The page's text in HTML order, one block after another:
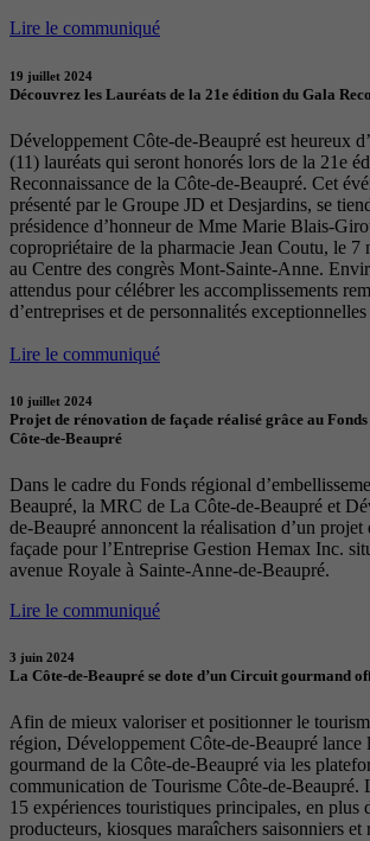
Lire le communiqué
19 juillet 2024
Découvrez les Lauréats de la 21e édition du Gala
Développement Côte-de-Beaupré est heureux
(11) lauréats qui seront honorés lors de la 21e
Reconnaissance de la Côte-de-Beaupré. Cet
présenté par le Groupe JD et Desjardins, se
présidence d’honneur de Mme Marie Blais-
copropriétaire de la pharmacie Jean Coutu, le 7
au Centre des congrès Mont-Sainte-Anne.
attendus pour célébrer les accomplissements
d’entreprises et de personnalités
Lire le communiqué
10 juillet 2024
Projet de rénovation de façade réalisé grâce au Fonds
Côte-de-Beaupré
Dans le cadre du Fonds régional
Beaupré, la MRC de La Côte-de-Beaupré et
de-Beaupré annoncent la réalisation d’un projet
façade pour l’Entreprise Gestion Hemax Inc.
avenue Royale à Sainte-Anne-de-Beaupré.
Lire le communiqué
3 juin 2024
La Côte-de-Beaupré se dote d’un Circuit gourmand
Afin de mieux valoriser et positionner le
région, Développement Côte-de-Beaupré
gourmand de la Côte-de-Beaupré via les
communication de Tourisme Côte-de-Beaupré.
15 expériences touristiques principales, en plus
producteurs, kiosques maraîchers saisonniers et